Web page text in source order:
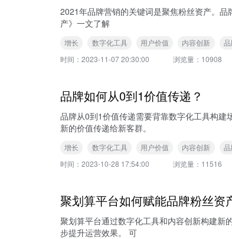
2021年品牌营销的关键词是聚焦粉丝资产。品牌需要重新做一
产》一文了解
增长 数字化工具 用户价值 内容创新
时间： 2023-11-07 20:30:00 浏览量： 10908
品牌如何从0到1价值传递？
品牌从0到1价值传递需要背靠数字化工具构
新的价值传递给新客群。
增长 数字化工具 用户价值 内容创新
时间： 2023-10-28 17:54:00 浏览量： 11516
聚划算平台如何赋能品牌粉丝资
聚划算平台通过数字化工具和内容创新构建新
步提升运营效果。 可